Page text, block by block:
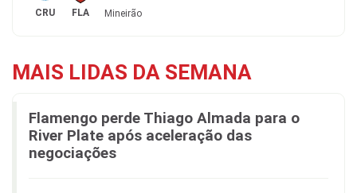
CRU FLA Mineirão
MAIS LIDAS DA SEMANA
Flamengo perde Thiago Almada para o
River Plate após aceleração das
negociações